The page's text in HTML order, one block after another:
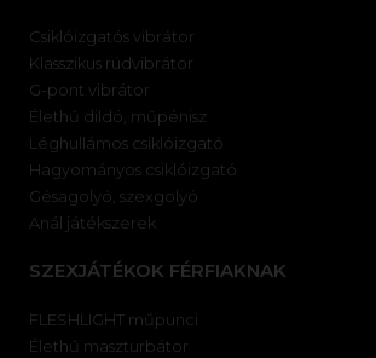
Csiklóizgatós vibrátor
Klasszikus rúdvibrátor
G-pont vibrátor
Élethű dildó, műpénisz
Léghullámos csiklóizgató
Hagyományos csiklóizgató
Gésagolyó, szexgolyó
Anál játékszerek
SZEXJÁTÉKOK FÉRFIAKNAK
FLESHLIGHT műpunci
Élethű maszturbátor